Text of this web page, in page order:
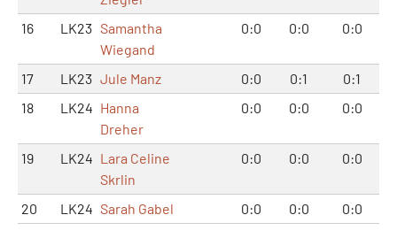
16 LK23 Samantha
Wiegand
0:0 0:0 0:0
17 LK23 Jule Manz 0:0 0:1
0:1
18
LK24 Hanna
Dreher
0:0 0:0 0:0
19 LK24 Lara Celine
Skrlin
0:0 0:0 0:0
20 LK24 Sarah Gabel 0:0 0:0 0:0